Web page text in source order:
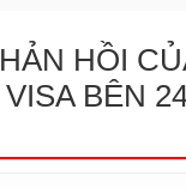
HỒI
BÊN